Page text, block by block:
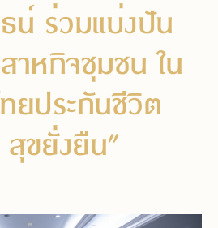
น์ ร่วมแบ่งปัน
าหกิจชุมชน ใน
ทยประกันชีวิต
สุขยั่งยืน”